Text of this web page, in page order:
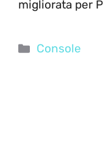
migliorata per
Categorie
Console